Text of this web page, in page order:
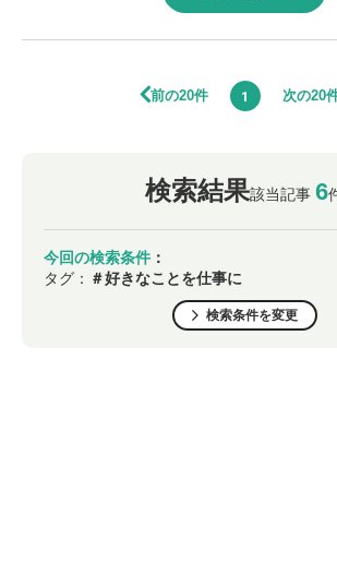
前の20件 1 次の20
検索結果該当記事 6
今回の検索条件 ：
タグ： ＃好きなことを仕事に
検索条件を変更